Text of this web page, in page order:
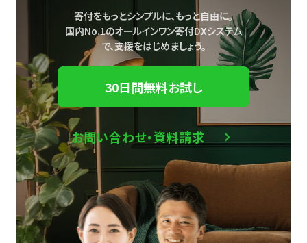
寄付をもっとシンプルに、もっと自由に。
国内No.1のオールインワン寄付DXシステム
で、支援をはじめましょう。
30日間無料お試し
お問い合わせ・資料請求